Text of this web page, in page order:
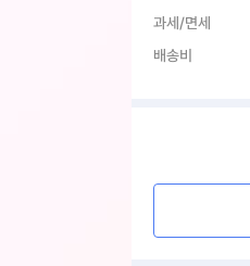
과세/면세
배송비